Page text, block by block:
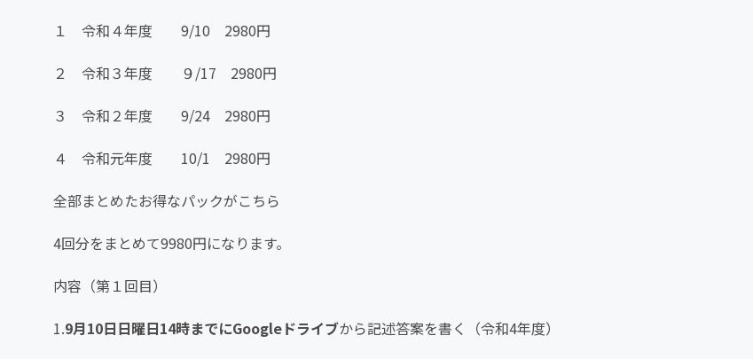
１ 令和４年度 9/10 2980円
２ 令和３年度 ９/17 2980円
３ 令和２年度 9/24 2980円
４ 令和元年度 10/1 2980円
全部まとめたお得なパックがこちら
4回分をまとめて9980円になります。
内容（第１回目）
1.9月10日日曜日14時までにGoogleドライブから記述答案を書く（令和4年度）